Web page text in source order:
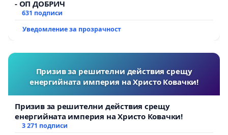
- ОП ДОБРИЧ
631 подписи
Уведомление за прозрачност
Призив за решителни действия срещу
енергийната империя на Христо Ковачки!
Призив за решителни действия срещу
енергийната империя на Христо Ковачки!
3 271 подписи